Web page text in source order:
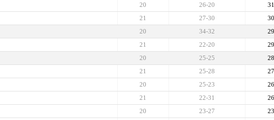
31
26-20
20
30
27-30
21
29
34-32
20
29
22-20
21
28
25-25
20
27
25-28
21
26
25-23
20
26
22-31
21
23
23-27
20